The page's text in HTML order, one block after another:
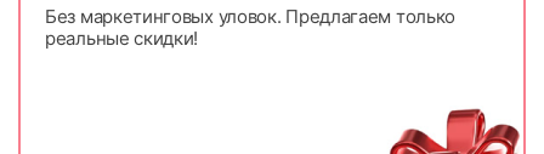
Без маркетинговых уловок. Предлагаем только
реальные скидки!